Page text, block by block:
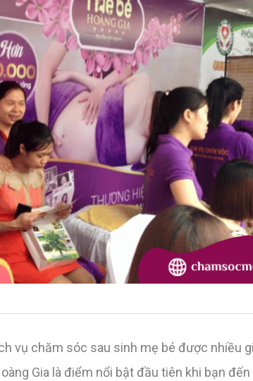
vụ chăm sóc sau sinh mẹ bé được nhiều
Gia là điểm nổi bật đầu tiên khi bạn